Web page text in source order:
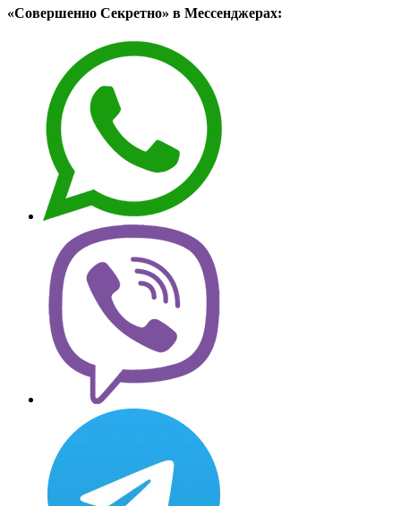
«Совершенно Секретно» в Мессенджерах: